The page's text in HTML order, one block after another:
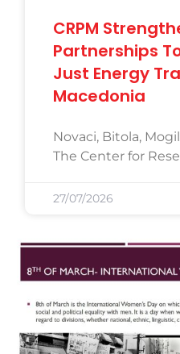
CRPM
Partnerships
Just Energy
Macedonia
Novaci, Bitola,
The Center for
27/07/2026